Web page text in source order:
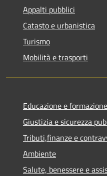
Appalti pubblici
Catasto e urbanistica
Turismo
Mobilità e trasporti
Educazione e formazione
Giustizia e sicurezza
Tributi,finanze e
Ambiente
Salute, benessere e